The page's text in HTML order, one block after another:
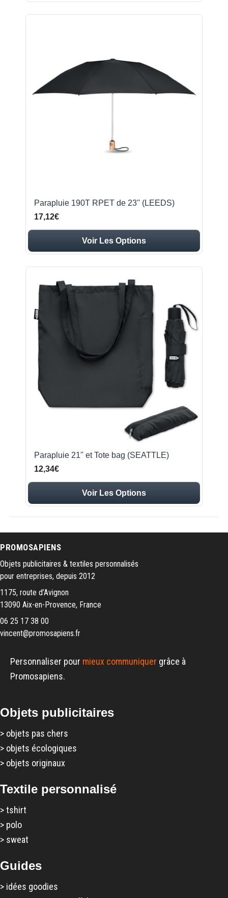
Parapluie 190T RPET de 23'' (LEEDS)
17,12€
Voir Les Options
Parapluie 21'' et Tote bag (SEATTLE)
12,34€
Voir Les Options
PROMOSAPIENS
Objets publicitaires & textiles personnalisés
pour entreprises, depuis 2012
1175, route d’Avignon
13090 Aix-en-Provence, France
06 25 17 38 00
vincent@promosapiens.fr
Personnaliser pour mieux communiquer grâce à
Promosapiens.
Objets publicitaires
> objets pas chers
> objets écologiques
> objets originaux
Textile personnalisé
>tshirt
> polo
> sweat
Guides
> idées goodies